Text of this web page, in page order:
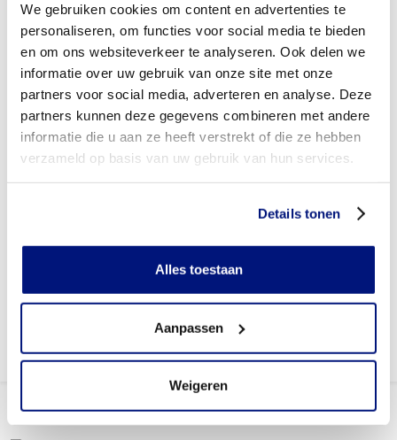
We gebruiken cookies om content en advertenties te
personaliseren, om functies voor social media te bieden
en om ons websiteverkeer te analyseren. Ook delen we
informatie over uw gebruik van onze site met onze
partners voor social media, adverteren en analyse. Deze
partners kunnen deze gegevens combineren met andere
informatie die u aan ze heeft verstrekt of die ze hebben
verzameld op basis van uw gebruik van hun services.
Details tonen
Alles toestaan
Aanpassen
Weigeren
CAPTCHA